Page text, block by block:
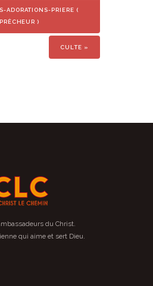
ADORATIONS-PRIERE (
PRÊCHEUR )
CULTE »
du Christ.
qui aime et sert Dieu.